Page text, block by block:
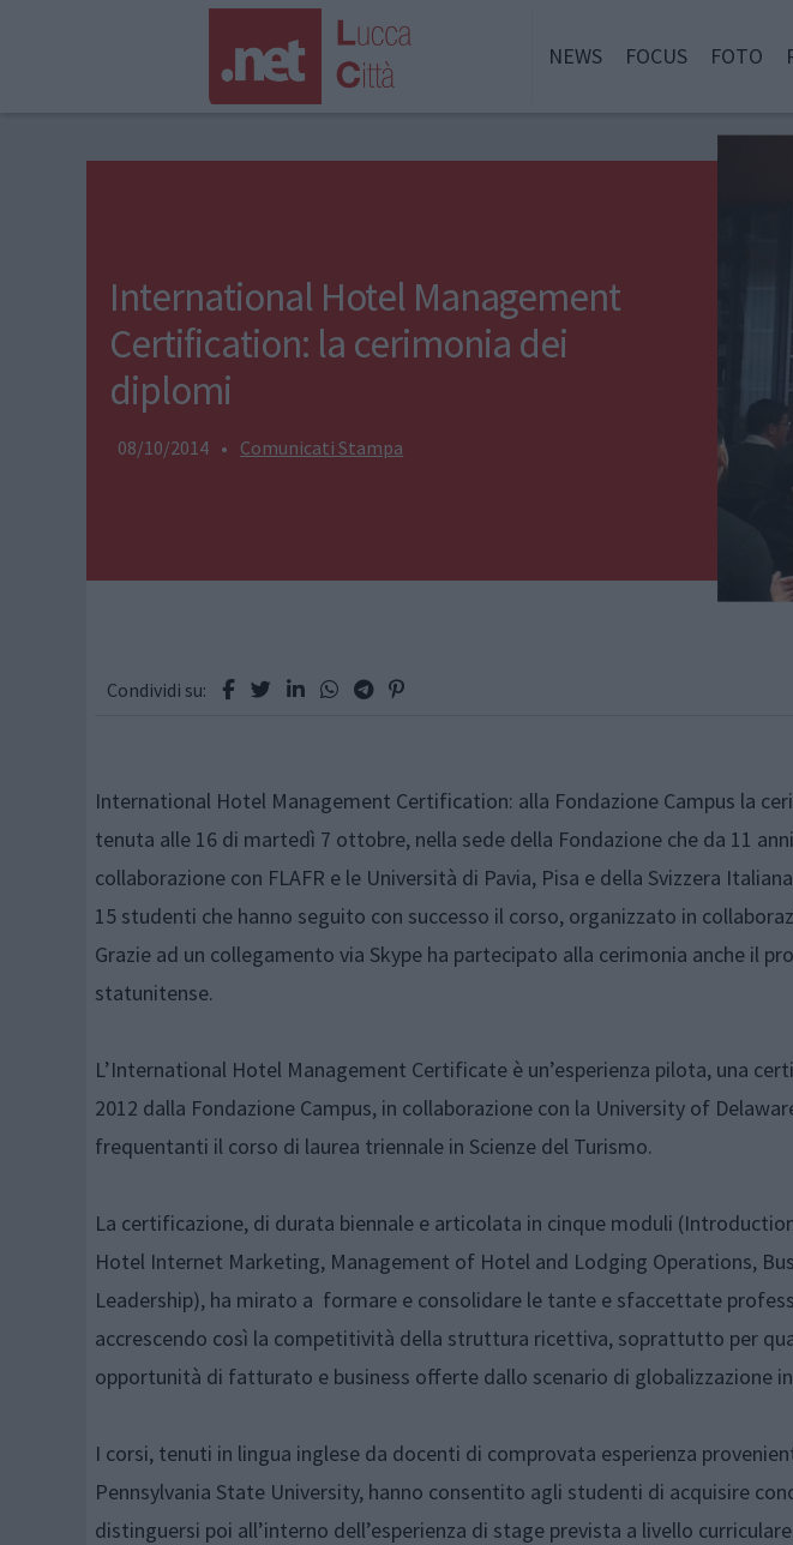
NEWS FOCUS FOTO
International Hotel Management
Certification: la cerimonia dei
diplomi
08/10/2014 • Comunicati Stampa
Condividi su:
International Hotel Management Certification: alla Fondazione Campus la
tenuta alle 16 di martedì 7 ottobre, nella sede della Fondazione che da 11
collaborazione con FLAFR e le Università di Pavia, Pisa e della Svizzera
15 studenti che hanno seguito con successo il corso, organizzato in
Grazie ad un collegamento via Skype ha partecipato alla cerimonia anche il
statunitense.
L’International Hotel Management Certificate è un’esperienza pilota, una
2012 dalla Fondazione Campus, in collaborazione con la University of
frequentanti il corso di laurea triennale in Scienze del Turismo.
La certificazione, di durata biennale e articolata in cinque moduli
Hotel Internet Marketing, Management of Hotel and Lodging Operations,
Leadership), ha mirato a formare e consolidare le tante e sfaccettate
accrescendo così la competitività della struttura ricettiva, soprattutto per
opportunità di fatturato e business offerte dallo scenario di globalizzazione
I corsi, tenuti in lingua inglese da docenti di comprovata esperienza
Pennsylvania State University, hanno consentito agli studenti di acquisire
distinguersi poi all’interno dell’esperienza di stage prevista a livello